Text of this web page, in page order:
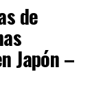
de
Japón –